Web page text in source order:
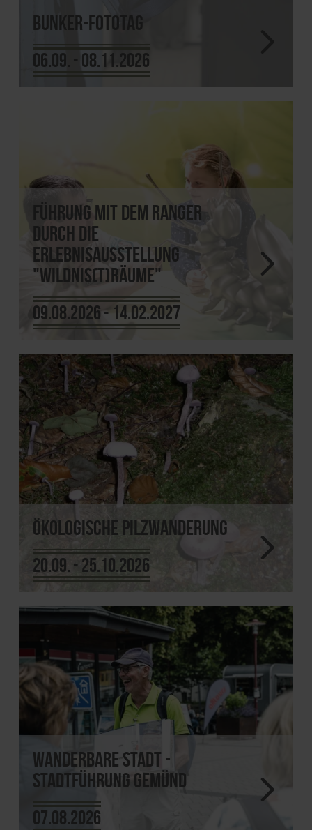
Bunker-Fototag
06.09. - 08.11.2026
Führung mit dem Ranger
durch die
Erlebnisausstellung
"Wildnis(t)räume"
09.08.2026 - 14.02.2027
Ökologische Pilzwanderung
20.09. - 25.10.2026
Wanderbare Stadt -
Stadtführung Gemünd
07.08.2026